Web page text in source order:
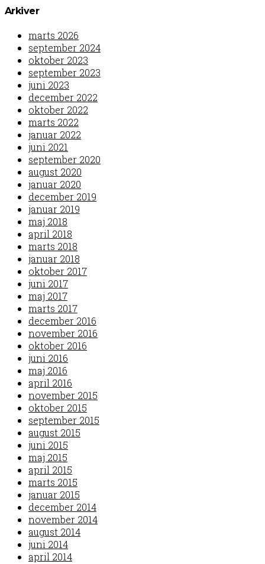
Arkiver
marts 2026
september 2024
oktober 2023
september 2023
juni 2023
december 2022
oktober 2022
marts 2022
januar 2022
juni 2021
september 2020
august 2020
januar 2020
december 2019
januar 2019
maj 2018
april 2018
marts 2018
januar 2018
oktober 2017
juni 2017
maj 2017
marts 2017
december 2016
november 2016
oktober 2016
juni 2016
maj 2016
april 2016
november 2015
oktober 2015
september 2015
august 2015
juni 2015
maj 2015
april 2015
marts 2015
januar 2015
december 2014
november 2014
august 2014
juni 2014
april 2014